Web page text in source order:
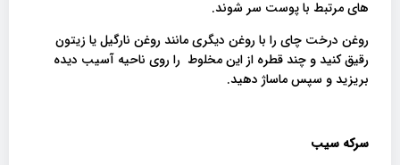
های مرتبط با پوست سر شوند.
روغن درخت چای را با روغن دیگری مانند روغن نارگیل یا زیتون
رقیق کنید و چند قطره از این مخلوط را روی ناحیه آسیب دیده
بریزید و سپس ماساژ دهید.
سرکه سیب